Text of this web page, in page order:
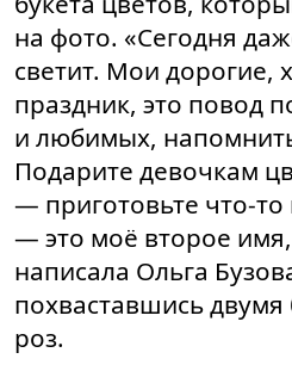
на фото. «Сегодня
светит. Мои дорогие,
праздник, это повод
и любимых,
Подарите девочкам
— приготовьте что-
— это моё второе
написала Ольга
похваставшись
роз.